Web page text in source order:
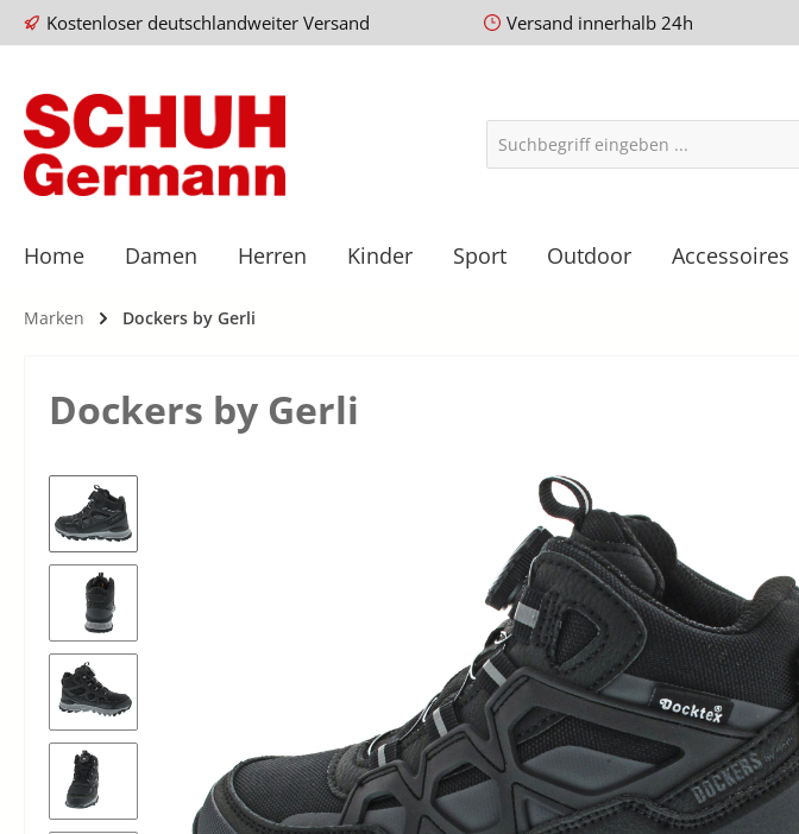
Kostenloser deutschlandweiter Versand Versand innerhalb 24h
Home Damen Herren Kinder Sport Outdoor Accessoires
Marken Dockers by Gerli
Dockers by Gerli